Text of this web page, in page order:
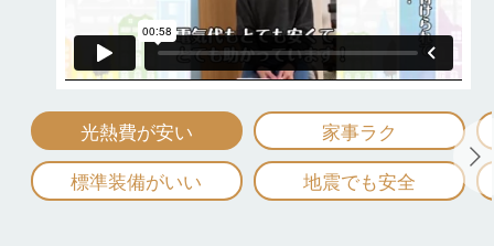
光熱費が安い
標準装備がいい
家事ラク
地震でも安全